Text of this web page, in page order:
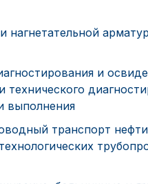
нагнетательной
и
выполнения
транспорт